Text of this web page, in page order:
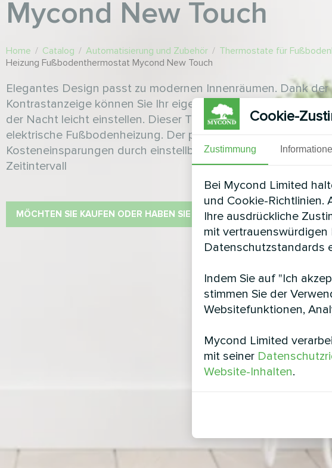
Mycond New Touch
Home / Catalog / Automatisierung und Zubehör / Thermostate für
Heizung Fußbodenthermostat Mycond New Touch
Elegantes Design passt zu modernen Innenräumen. Dank der
Kontrastanzeige können Sie Ihr eigenes Klima sowohl am Tag
der Nacht leicht einstellen. Dieser Thermostat steuert die
elektrische Fußbodenheizung. Der programmierbare Modus
Kosteneinsparungen durch einstellbare
Zeitintervall
MÖCHTEN SIE KAUFEN ODER HABEN SIE FRAGEN?
Cookie-
Zustimmung
Bei Mycond Limited
und Cookie-Richtlinien.
Ihre ausdrückliche
mit vertrauenswürdigen
Datenschutzstandards
Indem Sie auf "Ich
stimmen Sie der
Websitefunktionen,
Mycond Limited
mit seiner
Website-Inhalten.